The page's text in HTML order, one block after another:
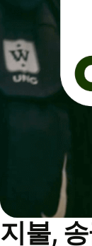
지불,